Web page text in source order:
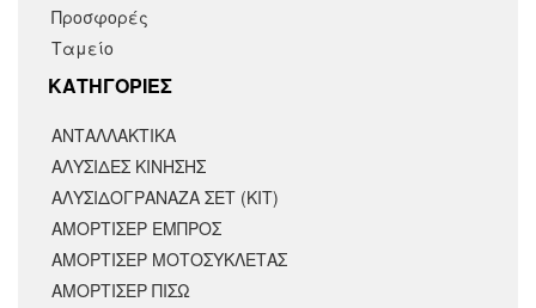
Προσφορές
Ταμείο
KΑΤΗΓΟΡΙΕΣ
ΑΝΤΑΛΛΑΚΤΙΚΆ
ΑΛΥΣΙΔΕΣ ΚΙΝΗΣΗΣ
ΑΛΥΣΙΔΟΓΡΑΝΑΖΑ ΣΕΤ (ΚΙΤ)
ΑΜΟΡΤΙΣΕΡ ΕΜΠΡΟΣ
ΑΜΟΡΤΙΣΈΡ ΜΟΤΟΣΥΚΛΈΤΑΣ
ΑΜΟΡΤΙΣΕΡ ΠΙΣΩ